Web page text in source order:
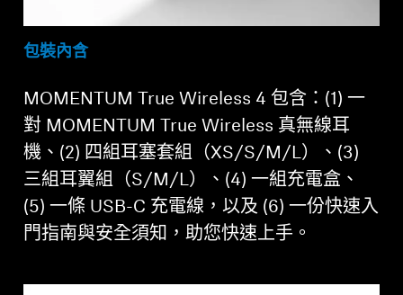
包裝內含
MOMENTUM True Wireless 4 包含：(1) 一
對 MOMENTUM True Wireless 真無線耳
機、(2) 四組耳塞套組（XS/S/M/L）、(3)
三組耳翼組（S/M/L）、(4) 一組充電盒、
(5) 一條 USB-C 充電線，以及 (6) 一份快速入
門指南與安全須知，助您快速上手。